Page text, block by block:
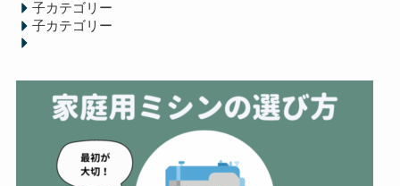
子カテゴリー
子カテゴリー